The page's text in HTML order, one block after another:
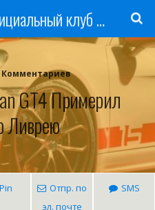
Калина Клуб - официальный клуб ЛАДА
Комментариев
GT4 Примерил
Ливрею
Pin
Отпр. по
эл. почте
SMS